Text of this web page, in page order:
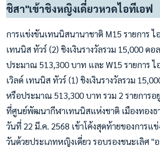
ชิสา"เข้าชิงหญิงเดี่ยวหวดไอทีเอฟ
การแข่งขันเทนนิสนานาชาติ M15 รายการ ไ
เทนนิส ทัวร์ (2) ชิงเงินรางวัลรวม 15,000 ด
ประมาณ 513,300 บาท และ W15 รายการ
เวิลด์ เทนนิส ทัวร์ (1) ชิงเงินรางวัลรวม
หรือประมาณ 513,300 บาท รวม 2 รายการอ
ที่ศูนย์พัฒนากีฬาเทนนิสแห่งชาติ เมืองทองธ
วันที่ 22 มี.ค. 2568 เข้าโค้งสุดท้ายของการแ
วันด้วยประเภทหญิงเดี่ยว รอบรองชนะเลิศ